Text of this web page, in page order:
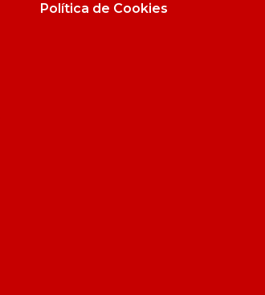
Política de Cookies